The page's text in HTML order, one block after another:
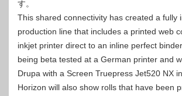
す。
This shared connectivity has created a fully
production line that includes a printed web
inkjet printer direct to an inline perfect
being beta tested at a German printer and
Drupa with a Screen Truepress Jet520 NX
Horizon will also show rolls that have been